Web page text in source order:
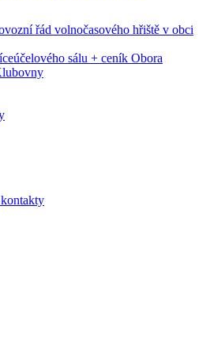
řád volnočasového hřiště v obci
sálu + ceník Obora